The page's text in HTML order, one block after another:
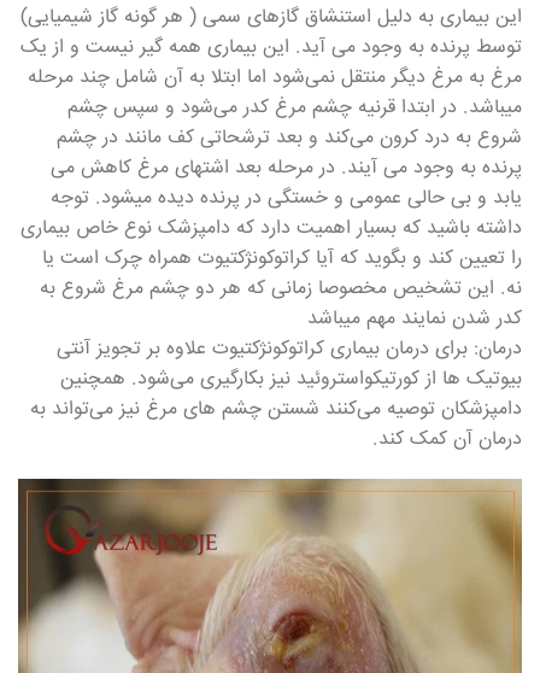
این بیماری به‌ دلیل‌ استنشاق گازهای سمی ( هر گونه گاز شیمیایی)
توسط پرنده به وجود می آید. این بیماری همه گیر نیست و از یک
مرغ به مرغ دیگر منتقل نمی‌شود اما ابتلا به آن شامل چند مرحله
میباشد. در ابتدا قرنیه چشم‌ مرغ کدر می‌شود و سپس چشم
شروع به درد کرون می‌کند و بعد ترشحاتی کف مانند در چشم
پرنده به وجود می آیند. در مرحله بعد اشتهای مرغ کاهش می
یابد و بی حالی عمومی و خستگی در پرنده دیده میشود. توجه
داشته باشید که بسیار اهمیت دارد که دامپزشک نوع خاص بیماری
را تعیین کند و بگوید که آیا کراتوکونژکتیوت همراه چرک است یا
نه. این تشخیص مخصوصا زمانی که هر دو چشم مرغ شروع به
کدر شدن نمایند مهم میباشد
درمان: برای درمان بیماری کراتوکونژکتیوت علاوه بر تجویز آنتی
بیوتیک ها از کورتیکواستروئید نیز بکارگیری می‌شود. همچنین
دامپزشکان توصیه می‌کنند شستن چشم های مرغ نیز می‌تواند به
درمان آن کمک کند.